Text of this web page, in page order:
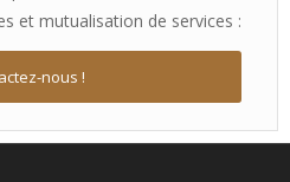
et mutualisation de services :
nous !